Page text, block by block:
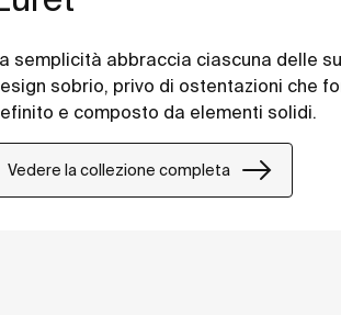
semplicità abbraccia ciascuna delle
sobrio, privo di ostentazioni che
e composto da elementi solidi.
Vedere la collezione completa